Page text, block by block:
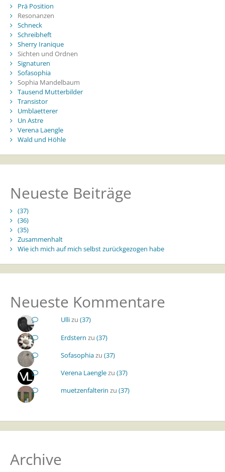
Prä Position
Resonanzen
Schneck
Schreibheft
Sherry Iranique
Sichten und Ordnen
Signaturen
Sofasophia
Sophia Mandelbaum
Tausend Mutterbilder
Transistor
Umblaetterer
Un Astre
Verena Laengle
Wald und Höhle
Neueste Beiträge
(37)
(36)
(35)
Zusammenhalt
Wie ich mich auf mich selbst zurückgezogen habe
Neueste Kommentare
Ullizu(37)
Erdstern zu(37)
Sofasophiazu(37)
Verena Laenglezu(37)
muetzenfalterin zu(37)
Archive